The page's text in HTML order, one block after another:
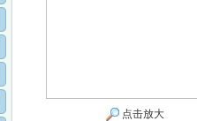
点击放大